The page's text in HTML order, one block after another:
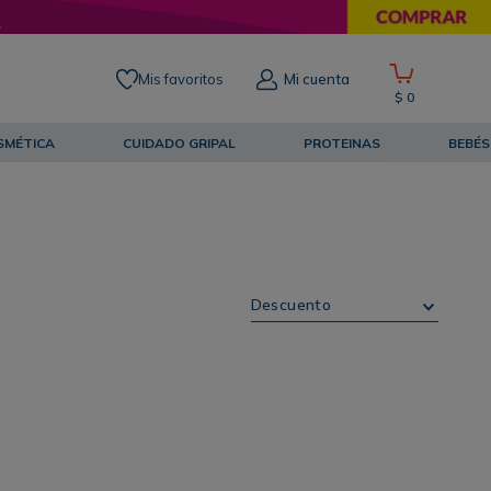
Mis favoritos Mi cuenta
$ 0
CUIDADO GRIPAL PROTEINAS BEBÉS
Descuento